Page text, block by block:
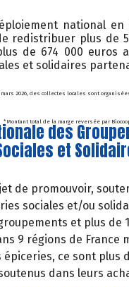
national en
redistribuer plus de
de 674 000 euros
et solidaires
2026, des collectes locales sont
* Montant total de la marge reversée par
des
et
de promouvoir,
sociales et/ou
et plus de
9 régions de France
ce sont plus
dans leurs